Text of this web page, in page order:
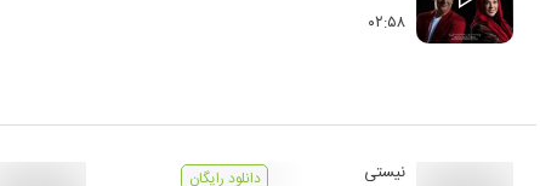
۰۲:۵۸
نیستی دانلود رایگان